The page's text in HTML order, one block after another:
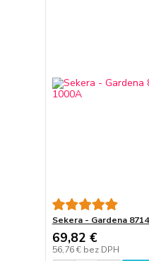
Sekera - Gardena
69,82 €
56,76 € bez DPH